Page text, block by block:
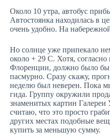
Около 10 утра, автобус
Автостоянка находилась в
очень удобно. На
Но солнце уже припекало
около + 29 С. Хотя,
Флоренции, должно было
пасмурно. Сразу скажу,
неделю был неверен. Пока
гида. Группу окружили
знаменитых картин
считаю, что это просто
других местах подобные
купить за меньшую сумму.